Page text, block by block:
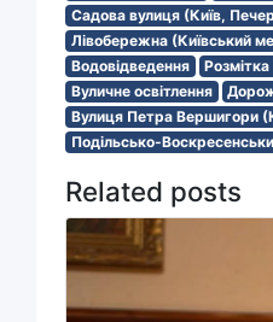
Садова вулиця (Київ,
Лівобережна (Київський
Водовідведення
Вуличне освітлення
Вулиця Петра Вершигори
Подільсько-
Related posts